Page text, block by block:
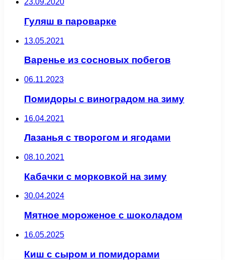
23.09.2020
Гуляш в пароварке
13.05.2021
Варенье из сосновых побегов
06.11.2023
Помидоры с виноградом на зиму
16.04.2021
Лазанья с творогом и ягодами
08.10.2021
Кабачки с морковкой на зиму
30.04.2024
Мятное мороженое с шоколадом
16.05.2025
Киш с сыром и помидорами